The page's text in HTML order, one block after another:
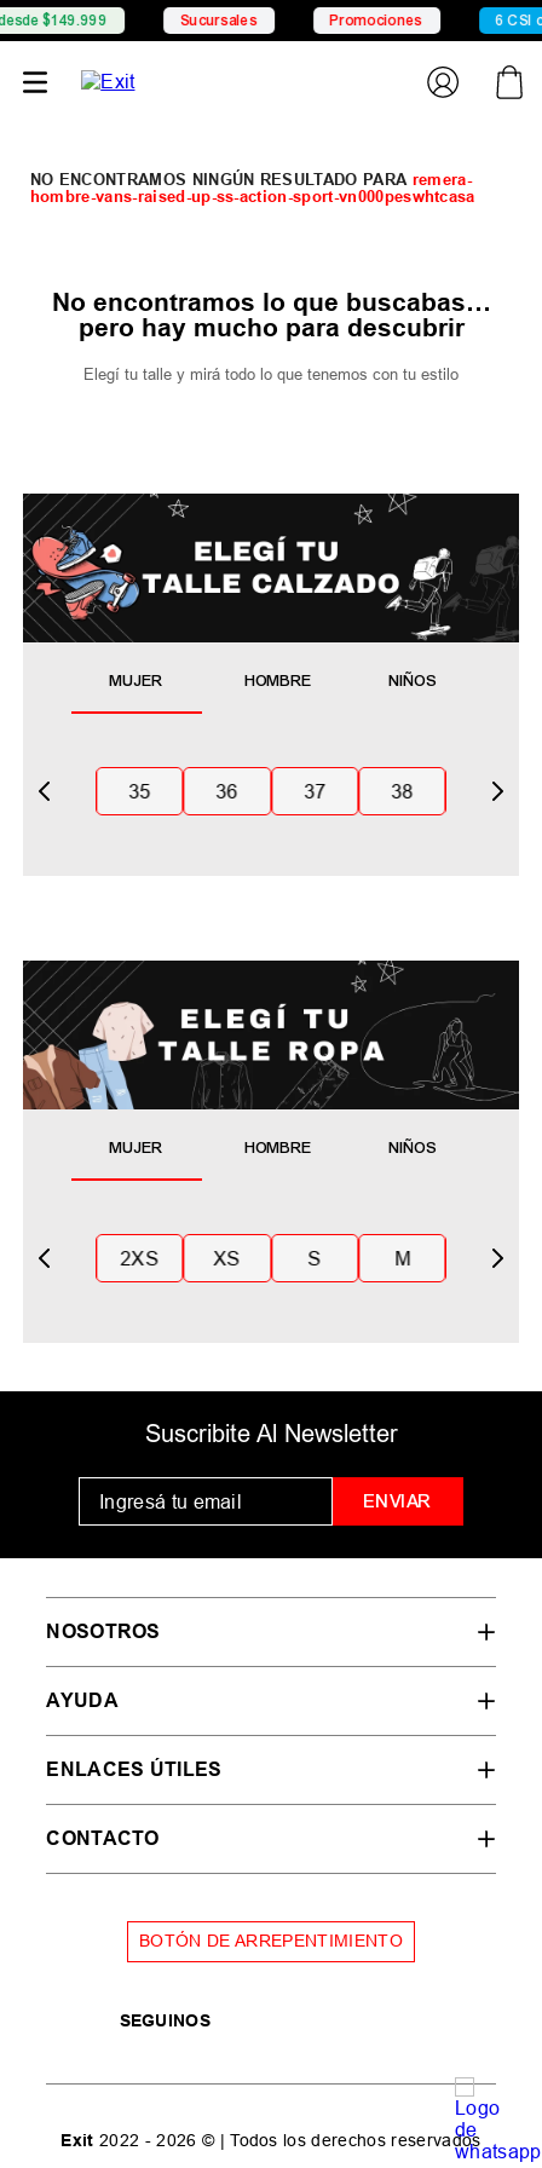
$149.999 Sucursales Promociones 6 CSI
remera-
hombre-vans-raised-up-ss-action-sport-vn000peswhtcasa
No encontramos lo que buscabas…
pero hay mucho para descubrir
Elegí tu talle y mirá todo lo que tenemos con tu estilo
MUJER HOMBRE NIÑOS
35 36 37 38
MUJER HOMBRE NIÑOS
2XS XS S M
Suscribite Al Newsletter
ENVIAR
NOSOTROS
AYUDA
ENLACES ÚTILES
CONTACTO
BOTÓN DE ARREPENTIMIENTO
SEGUINOS
Exit 2022 - 2026 © | Todos los derechos reservados